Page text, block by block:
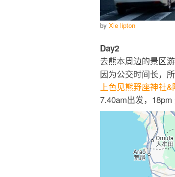
by Xie lipton
Day2
去熊本周边的景区
因为公交时间长，
上色见熊野座神社
7.40am出发，